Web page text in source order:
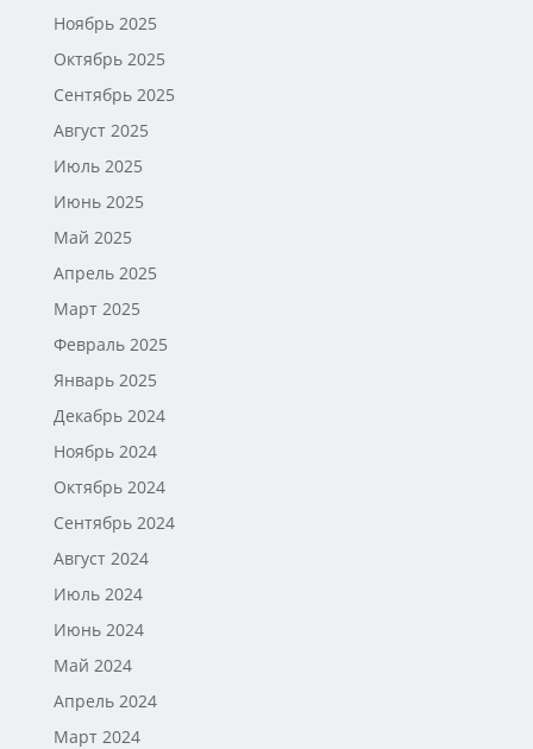
Ноябрь 2025
Октябрь 2025
Сентябрь 2025
Август 2025
Июль 2025
Июнь 2025
Май 2025
Апрель 2025
Март 2025
Февраль 2025
Январь 2025
Декабрь 2024
Ноябрь 2024
Октябрь 2024
Сентябрь 2024
Август 2024
Июль 2024
Июнь 2024
Май 2024
Апрель 2024
Март 2024